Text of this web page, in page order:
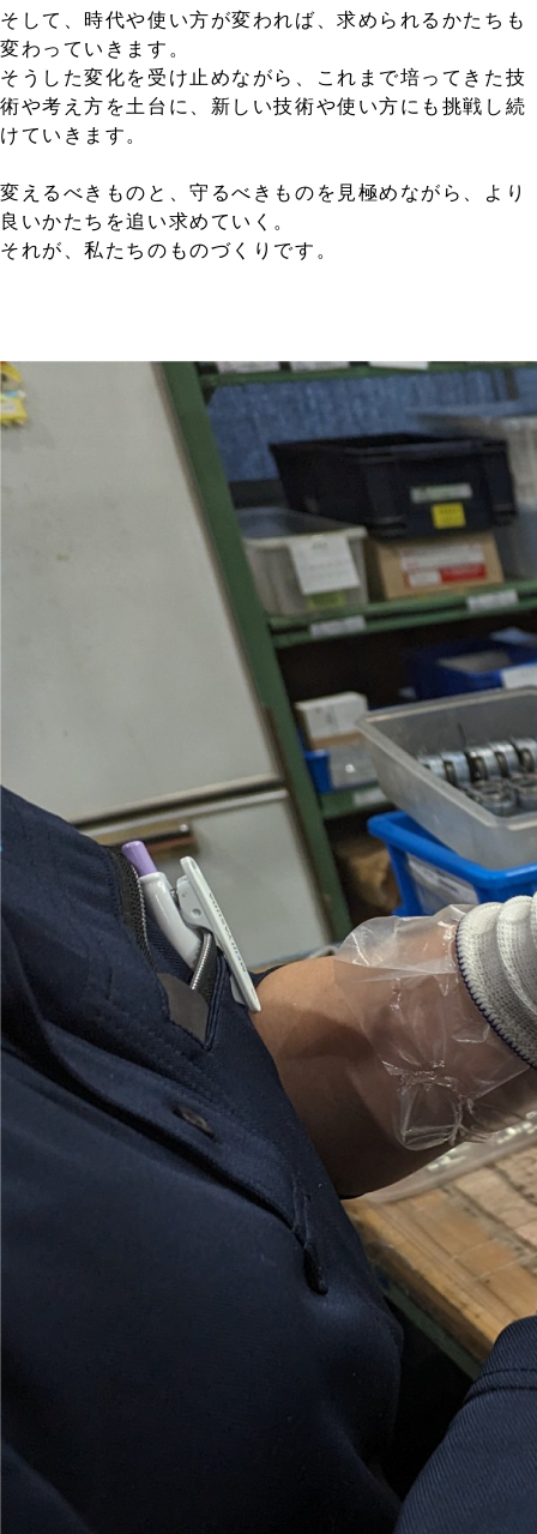
そして、時代や使い方が変われば、求められるかたちも
変わっていきます。
そうした変化を受け止めながら、これまで培ってきた技
術や考え方を土台に、新しい技術や使い方にも挑戦し続
けていきます。
変えるべきものと、守るべきものを見極めながら、より
良いかたちを追い求めていく。
それが、私たちのものづくりです。